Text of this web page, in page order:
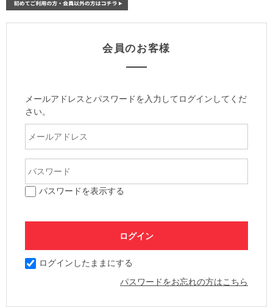
会員のお客様
メールアドレスとパスワードを入力してログインしてくだ
さい。
パスワードを表示する
ログインしたままにする
パスワードをお忘れの方はこちら